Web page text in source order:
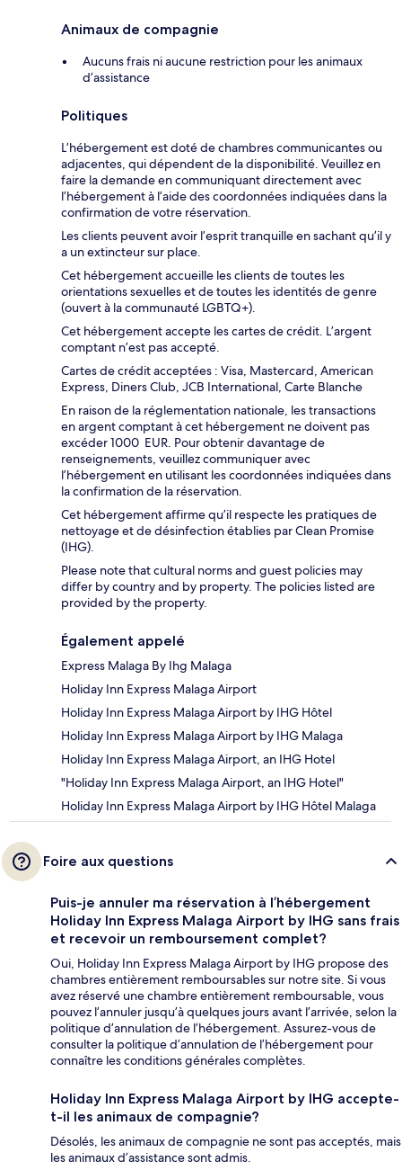
Animaux de compagnie
Aucuns frais ni aucune restriction pour les animaux
d’assistance
Politiques
L’hébergement est doté de chambres communicantes ou
adjacentes, qui dépendent de la disponibilité. Veuillez en
faire la demande en communiquant directement avec
l’hébergement à l’aide des coordonnées indiquées dans la
confirmation de votre réservation.
Les clients peuvent avoir l’esprit tranquille en sachant qu’il y
a un extincteur sur place.
Cet hébergement accueille les clients de toutes les
orientations sexuelles et de toutes les identités de genre
(ouvert à la communauté LGBTQ+).
Cet hébergement accepte les cartes de crédit. L’argent
comptant n’est pas accepté.
Cartes de crédit acceptées : Visa, Mastercard, American
Express, Diners Club, JCB International, Carte Blanche
En raison de la réglementation nationale, les transactions
en argent comptant à cet hébergement ne doivent pas
excéder 1000 EUR. Pour obtenir davantage de
renseignements, veuillez communiquer avec
l’hébergement en utilisant les coordonnées indiquées dans
la confirmation de la réservation.
Cet hébergement affirme qu’il respecte les pratiques de
nettoyage et de désinfection établies par Clean Promise
(IHG).
Please note that cultural norms and guest policies may
differ by country and by property. The policies listed are
provided by the property.
Également appelé
Express Malaga By Ihg Malaga
Holiday Inn Express Malaga Airport
Holiday Inn Express Malaga Airport by IHG Hôtel
Holiday Inn Express Malaga Airport by IHG Malaga
Holiday Inn Express Malaga Airport, an IHG Hotel
"Holiday Inn Express Malaga Airport, an IHG Hotel"
Holiday Inn Express Malaga Airport by IHG Hôtel Malaga
Foire aux questions
Puis-je annuler ma réservation à l’hébergement
Holiday Inn Express Malaga Airport by IHG sans frais
et recevoir un remboursement complet?
Oui, Holiday Inn Express Malaga Airport by IHG propose des
chambres entièrement remboursables sur notre site. Si vous
avez réservé une chambre entièrement remboursable, vous
pouvez l’annuler jusqu’à quelques jours avant l’arrivée, selon la
politique d’annulation de l’hébergement. Assurez-vous de
consulter la politique d’annulation de l’hébergement pour
connaître les conditions générales complètes.
Holiday Inn Express Malaga Airport by IHG accepte-
t-il les animaux de compagnie?
Désolés, les animaux de compagnie ne sont pas acceptés, mais
les animaux d’assistance sont admis.